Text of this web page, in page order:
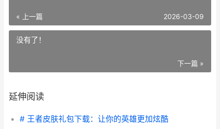
« 上一篇 2026-03-09
没有了！
下一篇 »
延伸阅读
# 王者皮肤礼包下载：让你的英雄更加炫酷